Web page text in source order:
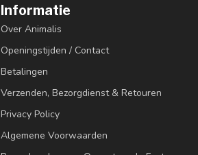
Informatie
Over Animalis
Openingstijden / Contact
Betalingen
Verzenden, Bezorgdienst & Retouren
Privacy Policy
Algemene Voorwaarden